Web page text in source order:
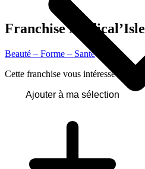
Franchise Médical’Isle
Beauté – Forme – Santé
Cette franchise vous intéresse ?
Ajouter à ma sélection